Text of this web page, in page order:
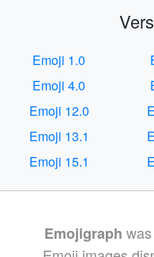
Emoji 1.0
Emoji 4.0
Emoji 12.0
Emoji 13.1
Emoji 15.1
Emojigraph